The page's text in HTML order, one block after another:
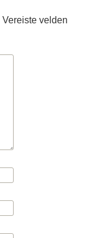
Vereiste velden